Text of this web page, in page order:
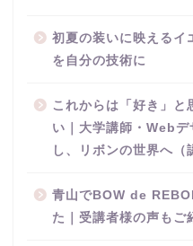
初夏の装いに映えるイ
を自分の技術に
これからは「好き」と
い｜大学講師・Web
し、リボンの世界へ（
青山でBOW de
た｜受講者様の声もご